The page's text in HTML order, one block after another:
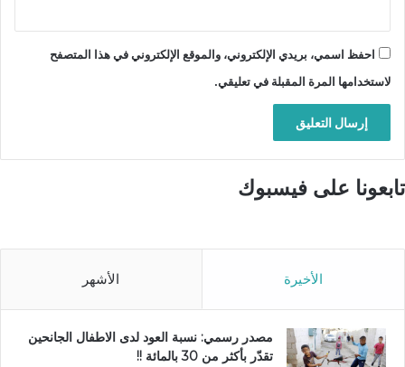
احفظ اسمي، بريدي الإلكتروني، والموقع الإلكتروني في هذا المتصفح
لاستخدامها المرة المقبلة في تعليقي.
تابعونا على فيسبوك
الأخيرة الأشهر
مصدر رسمي: نسبة العود لدى الاطفال الجانحين
تقدّر بأكثر من 30 بالمائة !!